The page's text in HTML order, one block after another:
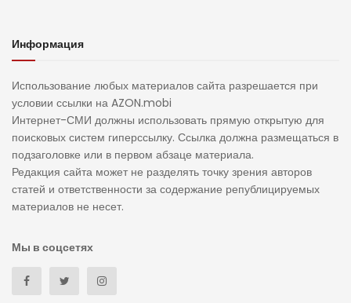
Информация
Использование любых материалов сайта разрешается при
условии ссылки на AZON.mobi
Интернет-СМИ должны использовать прямую открытую для
поисковых систем гиперссылку. Ссылка должна размещаться в
подзаголовке или в первом абзаце материала.
Редакция сайта может не разделять точку зрения авторов
статей и ответственности за содержание републицируемых
материалов не несет.
Мы в соцсетях